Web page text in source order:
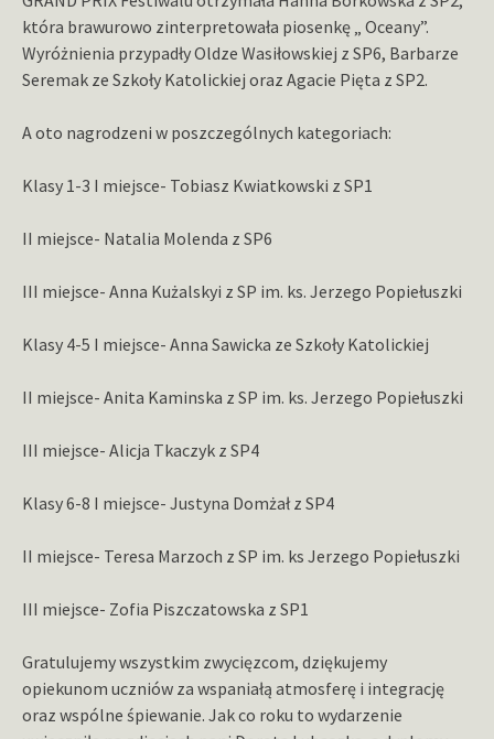
która brawurowo zinterpretowała piosenkę „ Oceany”.
Wyróżnienia przypadły Oldze Wasiłowskiej z SP6, Barbarze
Seremak ze Szkoły Katolickiej oraz Agacie Pięta z SP2.
A oto nagrodzeni w poszczególnych kategoriach:
Klasy 1-3 I miejsce- Tobiasz Kwiatkowski z SP1
II miejsce- Natalia Molenda z SP6
III miejsce- Anna Kużalskyi z SP im. ks. Jerzego Popiełuszki
Klasy 4-5 I miejsce- Anna Sawicka ze Szkoły Katolickiej
II miejsce- Anita Kaminska z SP im. ks. Jerzego Popiełuszki
III miejsce- Alicja Tkaczyk z SP4
Klasy 6-8 I miejsce- Justyna Domżał z SP4
II miejsce- Teresa Marzoch z SP im. ks Jerzego Popiełuszki
III miejsce- Zofia Piszczatowska z SP1
Gratulujemy wszystkim zwycięzcom, dziękujemy
opiekunom uczniów za wspaniałą atmosferę i integrację
oraz wspólne śpiewanie. Jak co roku to wydarzenie